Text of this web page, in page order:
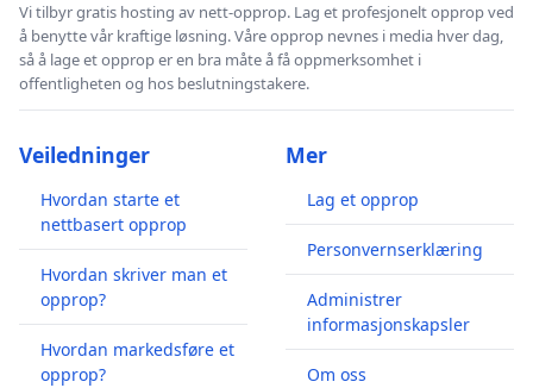
Vi tilbyr gratis hosting av nett-opprop. Lag et profesjonelt opprop ved
å benytte vår kraftige løsning. Våre opprop nevnes i media hver dag,
så å lage et opprop er en bra måte å få oppmerksomhet i
offentligheten og hos beslutningstakere.
Veiledninger
Hvordan starte et
nettbasert opprop
Hvordan skriver man et
opprop?
Hvordan markedsføre et
opprop?
Mer
Lag et opprop
Personvernserklæring
Administrer
informasjonskapsler
Om oss